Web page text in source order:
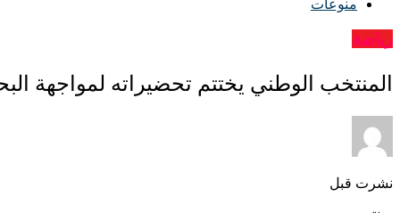
منوعات
رياضة
المنتخب الوطني يختتم تحضيراته لمواجهة
نشرت قبل